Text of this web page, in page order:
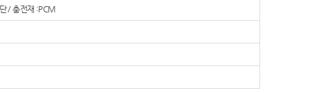
/ 충전재 :PCM